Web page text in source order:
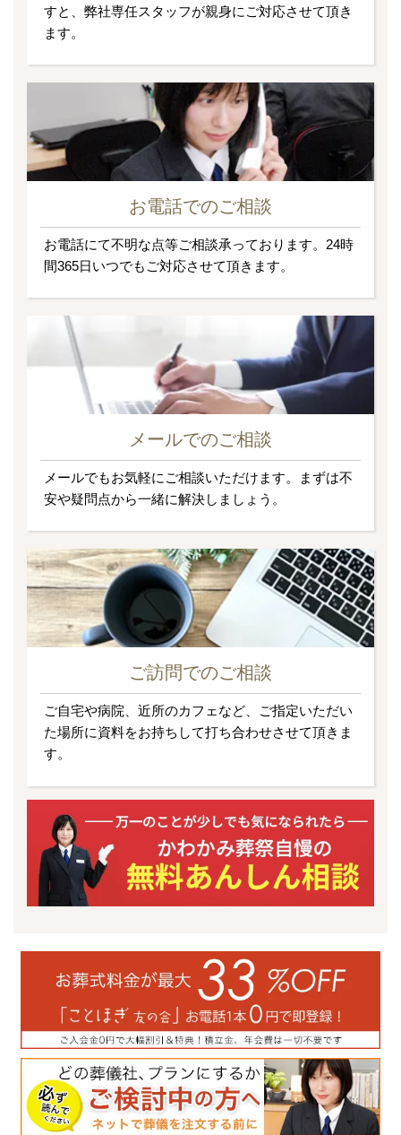
すと、弊社専任スタッフが親身にご対応させて頂き
ます。
お電話でのご相談
お電話にて不明な点等ご相談承っております。24時
間365日いつでもご対応させて頂きます。
メールでのご相談
メールでもお気軽にご相談いただけます。まずは不
安や疑問点から一緒に解決しましょう。
ご訪問でのご相談
ご自宅や病院、近所のカフェなど、ご指定いただい
た場所に資料をお持ちして打ち合わせさせて頂きま
す。